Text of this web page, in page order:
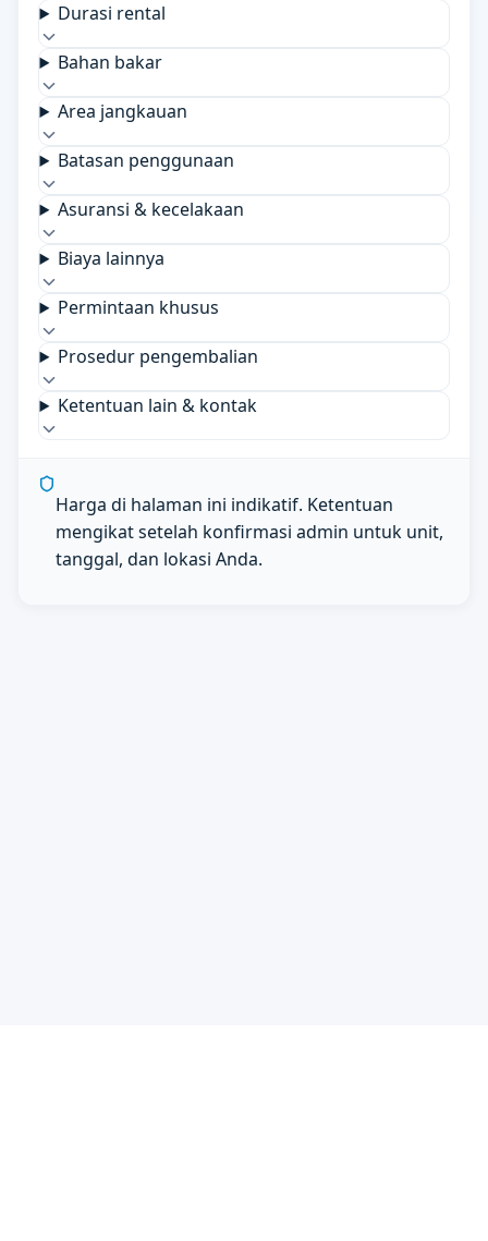
Durasi rental
Bahan bakar
Area jangkauan
Batasan penggunaan
Asuransi & kecelakaan
Biaya lainnya
Permintaan khusus
Prosedur pengembalian
Ketentuan lain & kontak
Harga di halaman ini indikatif. Ketentuan
mengikat setelah konfirmasi admin untuk unit,
tanggal, dan lokasi Anda.